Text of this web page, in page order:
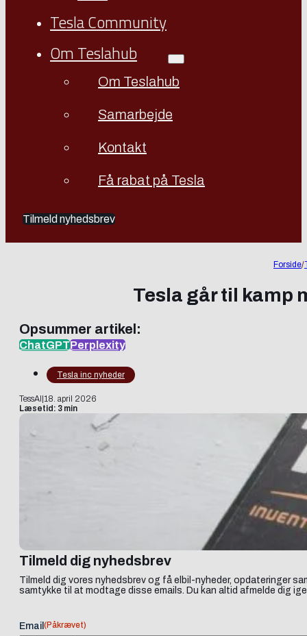
Tesla Community
Om Teslahub
Om Teslahub
Samarbejde
Kontakt
Få rabat på Tesla
Tilmeld nyhedsbrev
Forside/
Tesla går til kamp
Opsummer artikel:
ChatGPTPerplexity
Tesla inc nyheder
TessAI 18. april 2026
Læsetid: 3 min
Tilmeld dig nyhedsbrev
Tilmeld dig vores nyhedsbrev og få elbil-nyheder, opdateringer
samtykke til at modtage disse emails. Du kan altid afmelde dig
Email (Påkrævet)